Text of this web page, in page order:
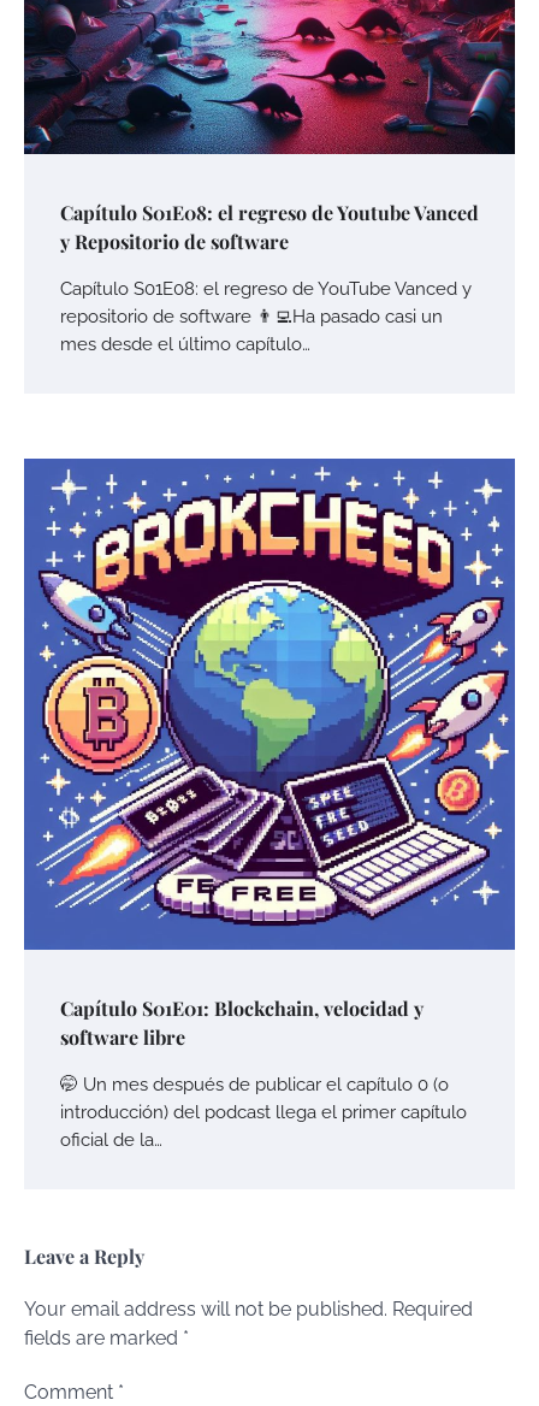
Capítulo S01E08: el regreso de Youtube Vanced
y Repositorio de software
Capítulo S01E08: el regreso de YouTube Vanced y
repositorio de software 👨‍💻Ha pasado casi un
mes desde el último capítulo…
Capítulo S01E01: Blockchain, velocidad y
software libre
🤭 Un mes después de publicar el capítulo 0 (o
introducción) del podcast llega el primer capítulo
oficial de la…
Leave a Reply
Your email address will not be published. Required
fields are marked *
Comment *